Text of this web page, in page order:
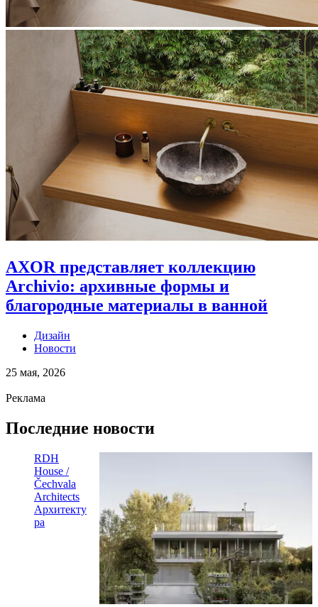
AXOR представляет коллекцию
Archivio: архивные формы и
благородные материалы в ванной
Дизайн
Новости
25 мая, 2026
Реклама
Последние новости
RDH
House /
Čechvala
Architects
Архитекту
ра